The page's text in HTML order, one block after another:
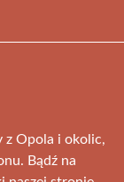
Opola i okolic,
Bądź na